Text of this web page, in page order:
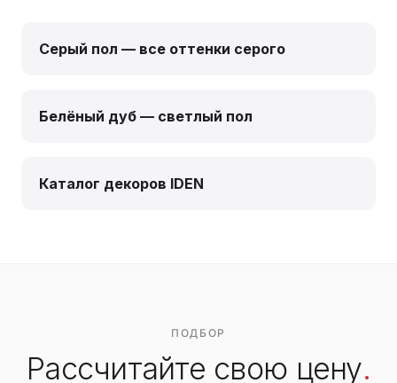
Серый пол — все оттенки серого
Белёный дуб — светлый пол
Каталог декоров IDEN
ПОДБОР
Рассчитайте свою цену.